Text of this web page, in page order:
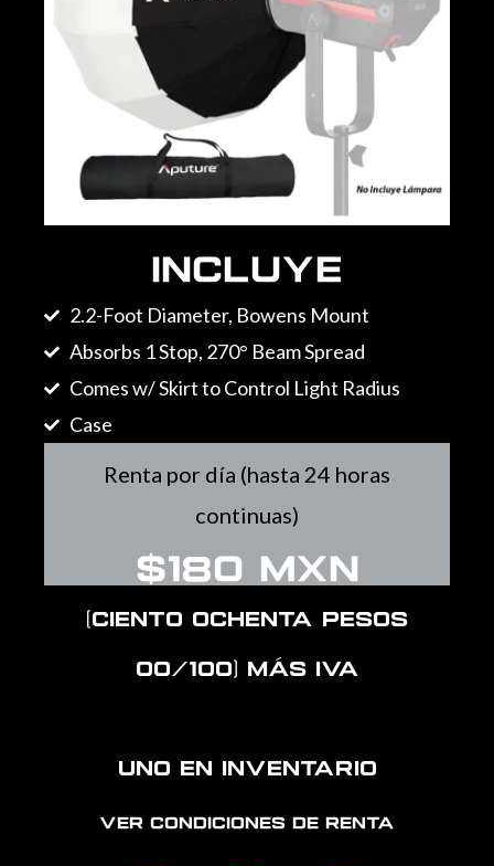
Incluye
2.2-Foot Diameter, Bowens Mount
Absorbs 1 Stop, 270° Beam Spread
Comes w/ Skirt to Control Light Radius
Case
Renta por día (hasta 24 horas
continuas)
$180 MXN
(Ciento ochenta pesos
00/100) más IVA
Uno en inventario
Ver Condiciones de Renta